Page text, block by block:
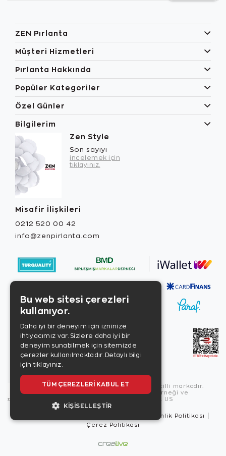
ZEN Pırlanta
Müşteri Hizmetleri
Pırlanta Hakkında
Popüler Kategoriler
Özel Günler
Bilgilerim
Zen Style
Son sayıyı
incelemek için
tıklayınız.
Misafir İlişkileri
0212 520 00 42
info@zenpirlanta.com
Copyright © 2026, Zen Diamond tescilli markadır.
Zen Diamond Birleşmiş Markalar Derneği ve
Turquality Destek Programı üyesidir. US
Güvenlik Politikası
Çerez Politikası
Bu web sitesi çerezleri
kullanıyor.
Daha iyi bir deneyim için izninize
ihtiyacımız var. Sizlere daha iyi bir
deneyim sunabilmek için sitemizde
çerezler kullanılmaktadır. Detaylı bilgi
için tıklayınız.
TÜM ÇEREZLERI KABUL ET
KIŞISELLEŞTIR